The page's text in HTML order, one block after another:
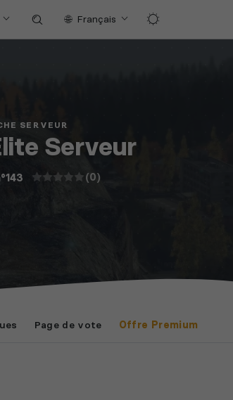
Français
SERVEUR
Serveur
(0)
Page de vote Offre Premium